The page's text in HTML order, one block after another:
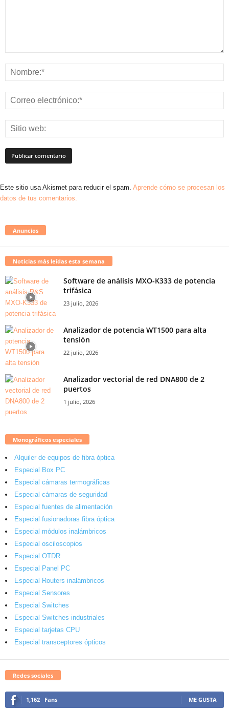
Este sitio usa Akismet para reducir el spam. Aprende cómo se procesan los
datos de tus comentarios.
Anuncios
Noticias más leídas esta semana
Software de análisis MXO-K333 de potencia
trifásica
23 julio, 2026
Analizador de potencia WT1500 para alta
tensión
22 julio, 2026
Analizador vectorial de red DNA800 de 2
puertos
1 julio, 2026
Monográficos especiales
Alquiler de equipos de fibra óptica
Especial Box PC
Especial cámaras termográficas
Especial cámaras de seguridad
Especial fuentes de alimentación
Especial fusionadoras fibra óptica
Especial módulos inalámbricos
Especial osciloscopios
Especial OTDR
Especial Panel PC
Especial Routers inalámbricos
Especial Sensores
Especial Switches
Especial Switches industriales
Especial tarjetas CPU
Especial transceptores ópticos
Redes sociales
1,162 Fans ME GUSTA